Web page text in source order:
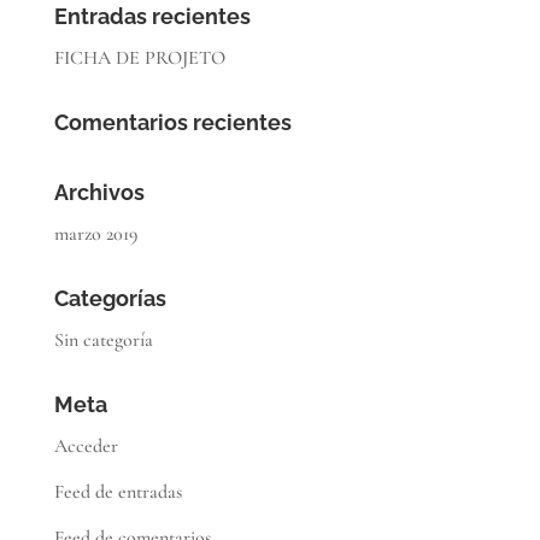
Entradas recientes
FICHA DE PROJETO
Comentarios recientes
Archivos
marzo 2019
Categorías
Sin categoría
Meta
Acceder
Feed de entradas